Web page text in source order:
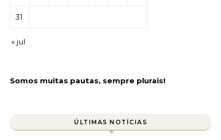
31
« jul
Somos muitas pautas, sempre plurais!
ÚLTIMAS NOTÍCIAS